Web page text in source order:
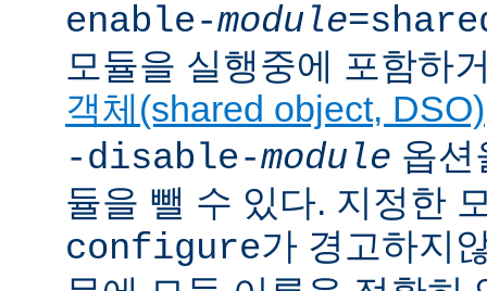
enable-module
모듈을 실행중에 포함하
객체(shared object, DSO)
-disable-module 옵션
듈을 뺄 수 있다. 지정한
configure가 경고하지